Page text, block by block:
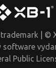
| ©
software
Public